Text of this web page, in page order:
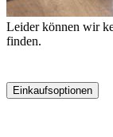
Einkaufsoptionen
Leider können wir
finden.